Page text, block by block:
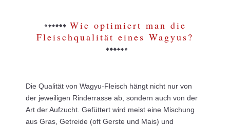
Wie optimiert man die
Fleischqualität eines Wagyus?
Die Qualität von Wagyu-Fleisch hängt nicht nur von
der jeweiligen Rinderrasse ab, sondern auch von der
Art der Aufzucht. Gefüttert wird meist eine Mischung
aus Gras, Getreide (oft Gerste und Mais) und